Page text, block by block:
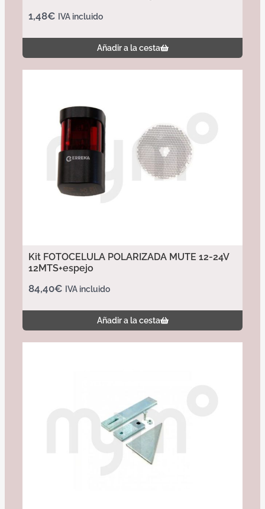
1,48€ IVA incluido
Añadir a la cesta
Kit FOTOCELULA POLARIZADA MUTE 12-24V
12MTS+espejo
84,40€ IVA incluido
Añadir a la cesta